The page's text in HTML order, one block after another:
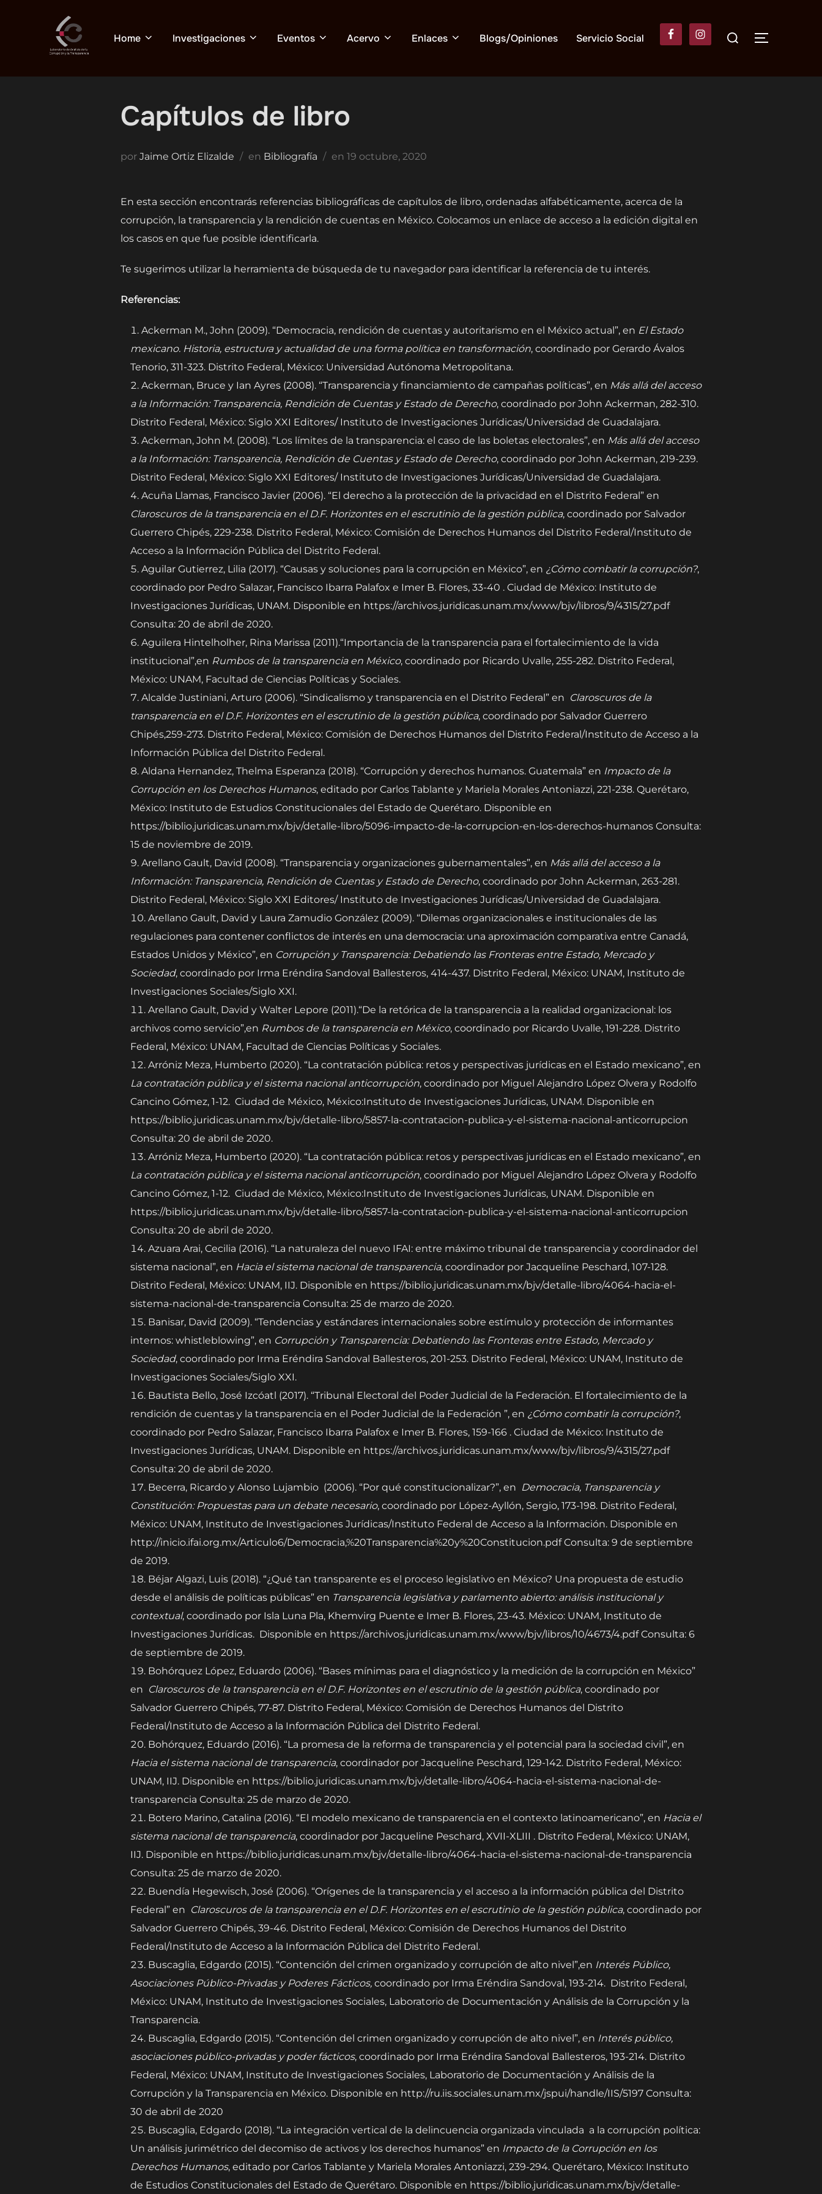
Home Investigaciones Eventos Acervo Enlaces Blogs/Opiniones Servicio Social
Buscar:
Capítulos de libro
por Jaime Ortiz Elizalde en Bibliografía en Publicado
19 octubre, 2020
En esta sección encontrarás referencias bibliográficas de capítulos de libro, ordenadas alfabéticamente, acerca de la
corrupción, la transparencia y la rendición de cuentas en México. Colocamos un enlace de acceso a la edición digital en
los casos en que fue posible identificarla.
Te sugerimos utilizar la herramienta de búsqueda de tu navegador para identificar la referencia de tu interés.
Referencias:
Ackerman M., John (2009). “Democracia, rendición de cuentas y autoritarismo en el México actual”, en El Estado
mexicano. Historia, estructura y actualidad de una forma política en transformación, coordinado por Gerardo Ávalos
Tenorio, 311-323. Distrito Federal, México: Universidad Autónoma Metropolitana.
Ackerman, Bruce y Ian Ayres (2008). “Transparencia y financiamiento de campañas políticas”, en Más allá del acceso
a la Información: Transparencia, Rendición de Cuentas y Estado de Derecho, coordinado por John Ackerman, 282-310.
Distrito Federal, México: Siglo XXI Editores/ Instituto de Investigaciones Jurídicas/Universidad de Guadalajara.
Ackerman, John M. (2008). “Los límites de la transparencia: el caso de las boletas electorales”, en Más allá del acceso
a la Información: Transparencia, Rendición de Cuentas y Estado de Derecho, coordinado por John Ackerman, 219-239.
Distrito Federal, México: Siglo XXI Editores/ Instituto de Investigaciones Jurídicas/Universidad de Guadalajara.
Acuña Llamas, Francisco Javier (2006). “El derecho a la protección de la privacidad en el Distrito Federal” en
Claroscuros de la transparencia en el D.F. Horizontes en el escrutinio de la gestión pública, coordinado por Salvador
Guerrero Chipés, 229-238. Distrito Federal, México: Comisión de Derechos Humanos del Distrito Federal/Instituto de
Acceso a la Información Pública del Distrito Federal.
Aguilar Gutierrez, Lilia (2017). “Causas y soluciones para la corrupción en México”, en ¿Cómo combatir la corrupción?,
coordinado por Pedro Salazar, Francisco Ibarra Palafox e Imer B. Flores, 33-40 . Ciudad de México: Instituto de
Investigaciones Jurídicas, UNAM. Disponible en https://archivos.juridicas.unam.mx/www/bjv/libros/9/4315/27.pdf
Consulta: 20 de abril de 2020.
Aguilera Hintelholher, Rina Marissa (2011).“Importancia de la transparencia para el fortalecimiento de la vida
institucional”,en Rumbos de la transparencia en México, coordinado por Ricardo Uvalle, 255-282. Distrito Federal,
México: UNAM, Facultad de Ciencias Políticas y Sociales.
Alcalde Justiniani, Arturo (2006). “Sindicalismo y transparencia en el Distrito Federal” en Claroscuros de la
transparencia en el D.F. Horizontes en el escrutinio de la gestión pública, coordinado por Salvador Guerrero
Chipés,259-273. Distrito Federal, México: Comisión de Derechos Humanos del Distrito Federal/Instituto de Acceso a la
Información Pública del Distrito Federal.
Aldana Hernandez, Thelma Esperanza (2018). “Corrupción y derechos humanos. Guatemala” en Impacto de la
Corrupción en los Derechos Humanos, editado por Carlos Tablante y Mariela Morales Antoniazzi, 221-238. Querétaro,
México: Instituto de Estudios Constitucionales del Estado de Querétaro. Disponible en
https://biblio.juridicas.unam.mx/bjv/detalle-libro/5096-impacto-de-la-corrupcion-en-los-derechos-humanos Consulta:
15 de noviembre de 2019.
Arellano Gault, David (2008). “Transparencia y organizaciones gubernamentales”, en Más allá del acceso a la
Información: Transparencia, Rendición de Cuentas y Estado de Derecho, coordinado por John Ackerman, 263-281.
Distrito Federal, México: Siglo XXI Editores/ Instituto de Investigaciones Jurídicas/Universidad de Guadalajara.
Arellano Gault, David y Laura Zamudio González (2009). “Dilemas organizacionales e institucionales de las
regulaciones para contener conflictos de interés en una democracia: una aproximación comparativa entre Canadá,
Estados Unidos y México”, en Corrupción y Transparencia: Debatiendo las Fronteras entre Estado, Mercado y
Sociedad, coordinado por Irma Eréndira Sandoval Ballesteros, 414-437. Distrito Federal, México: UNAM, Instituto de
Investigaciones Sociales/Siglo XXI.
Arellano Gault, David y Walter Lepore (2011).“De la retórica de la transparencia a la realidad organizacional: los
archivos como servicio”,en Rumbos de la transparencia en México, coordinado por Ricardo Uvalle, 191-228. Distrito
Federal, México: UNAM, Facultad de Ciencias Políticas y Sociales.
Arróniz Meza, Humberto (2020). “La contratación pública: retos y perspectivas jurídicas en el Estado mexicano”, en
La contratación pública y el sistema nacional anticorrupción, coordinado por Miguel Alejandro López Olvera y Rodolfo
Cancino Gómez, 1-12. Ciudad de México, México:Instituto de Investigaciones Jurídicas, UNAM. Disponible en
https://biblio.juridicas.unam.mx/bjv/detalle-libro/5857-la-contratacion-publica-y-el-sistema-nacional-anticorrupcion
Consulta: 20 de abril de 2020.
Arróniz Meza, Humberto (2020). “La contratación pública: retos y perspectivas jurídicas en el Estado mexicano”, en
La contratación pública y el sistema nacional anticorrupción, coordinado por Miguel Alejandro López Olvera y Rodolfo
Cancino Gómez, 1-12. Ciudad de México, México:Instituto de Investigaciones Jurídicas, UNAM. Disponible en
https://biblio.juridicas.unam.mx/bjv/detalle-libro/5857-la-contratacion-publica-y-el-sistema-nacional-anticorrupcion
Consulta: 20 de abril de 2020.
Azuara Arai, Cecilia (2016). “La naturaleza del nuevo IFAI: entre máximo tribunal de transparencia y coordinador del
sistema nacional”, en Hacia el sistema nacional de transparencia, coordinador por Jacqueline Peschard, 107-128.
Distrito Federal, México: UNAM, IIJ. Disponible en https://biblio.juridicas.unam.mx/bjv/detalle-libro/4064-hacia-el-
sistema-nacional-de-transparencia Consulta: 25 de marzo de 2020.
Banisar, David (2009). “Tendencias y estándares internacionales sobre estímulo y protección de informantes
internos: whistleblowing”, en Corrupción y Transparencia: Debatiendo las Fronteras entre Estado, Mercado y
Sociedad, coordinado por Irma Eréndira Sandoval Ballesteros, 201-253. Distrito Federal, México: UNAM, Instituto de
Investigaciones Sociales/Siglo XXI.
Bautista Bello, José Izcóatl (2017). “Tribunal Electoral del Poder Judicial de la Federación. El fortalecimiento de la
rendición de cuentas y la transparencia en el Poder Judicial de la Federación ”, en ¿Cómo combatir la corrupción?,
coordinado por Pedro Salazar, Francisco Ibarra Palafox e Imer B. Flores, 159-166 . Ciudad de México: Instituto de
Investigaciones Jurídicas, UNAM. Disponible en https://archivos.juridicas.unam.mx/www/bjv/libros/9/4315/27.pdf
Consulta: 20 de abril de 2020.
Becerra, Ricardo y Alonso Lujambio (2006). “Por qué constitucionalizar?”, en Democracia, Transparencia y
Constitución: Propuestas para un debate necesario, coordinado por López-Ayllón, Sergio, 173-198. Distrito Federal,
México: UNAM, Instituto de Investigaciones Jurídicas/Instituto Federal de Acceso a la Información. Disponible en
http://inicio.ifai.org.mx/Articulo6/Democracia,%20Transparencia%20y%20Constitucion.pdf Consulta: 9 de septiembre
de 2019.
Béjar Algazi, Luis (2018). “¿Qué tan transparente es el proceso legislativo en México? Una propuesta de estudio
desde el análisis de políticas públicas” en Transparencia legislativa y parlamento abierto: análisis institucional y
contextual, coordinado por Isla Luna Pla, Khemvirg Puente e Imer B. Flores, 23-43. México: UNAM, Instituto de
Investigaciones Jurídicas. Disponible en https://archivos.juridicas.unam.mx/www/bjv/libros/10/4673/4.pdf Consulta: 6
de septiembre de 2019.
Bohórquez López, Eduardo (2006). “Bases mínimas para el diagnóstico y la medición de la corrupción en México”
en Claroscuros de la transparencia en el D.F. Horizontes en el escrutinio de la gestión pública, coordinado por
Salvador Guerrero Chipés, 77-87. Distrito Federal, México: Comisión de Derechos Humanos del Distrito
Federal/Instituto de Acceso a la Información Pública del Distrito Federal.
Bohórquez, Eduardo (2016). “La promesa de la reforma de transparencia y el potencial para la sociedad civil”, en
Hacia el sistema nacional de transparencia, coordinador por Jacqueline Peschard, 129-142. Distrito Federal, México:
UNAM, IIJ. Disponible en https://biblio.juridicas.unam.mx/bjv/detalle-libro/4064-hacia-el-sistema-nacional-de-
transparencia Consulta: 25 de marzo de 2020.
Botero Marino, Catalina (2016). “El modelo mexicano de transparencia en el contexto latinoamericano”, en Hacia el
sistema nacional de transparencia, coordinador por Jacqueline Peschard, XVII-XLIII . Distrito Federal, México: UNAM,
IIJ. Disponible en https://biblio.juridicas.unam.mx/bjv/detalle-libro/4064-hacia-el-sistema-nacional-de-transparencia
Consulta: 25 de marzo de 2020.
Buendía Hegewisch, José (2006). “Orígenes de la transparencia y el acceso a la información pública del Distrito
Federal” en Claroscuros de la transparencia en el D.F. Horizontes en el escrutinio de la gestión pública, coordinado por
Salvador Guerrero Chipés, 39-46. Distrito Federal, México: Comisión de Derechos Humanos del Distrito
Federal/Instituto de Acceso a la Información Pública del Distrito Federal.
Buscaglia, Edgardo (2015). “Contención del crimen organizado y corrupción de alto nivel”,en Interés Público,
Asociaciones Público-Privadas y Poderes Fácticos, coordinado por Irma Eréndira Sandoval, 193-214. Distrito Federal,
México: UNAM, Instituto de Investigaciones Sociales, Laboratorio de Documentación y Análisis de la Corrupción y la
Transparencia.
Buscaglia, Edgardo (2015). “Contención del crimen organizado y corrupción de alto nivel”, en Interés público,
asociaciones público-privadas y poder fácticos, coordinado por Irma Eréndira Sandoval Ballesteros, 193-214. Distrito
Federal, México: UNAM, Instituto de Investigaciones Sociales, Laboratorio de Documentación y Análisis de la
Corrupción y la Transparencia en México. Disponible en http://ru.iis.sociales.unam.mx/jspui/handle/IIS/5197 Consulta:
30 de abril de 2020
Buscaglia, Edgardo (2018). “La integración vertical de la delincuencia organizada vinculada a la corrupción política:
Un análisis jurimétrico del decomiso de activos y los derechos humanos” en Impacto de la Corrupción en los
Derechos Humanos, editado por Carlos Tablante y Mariela Morales Antoniazzi, 239-294. Querétaro, México: Instituto
de Estudios Constitucionales del Estado de Querétaro. Disponible en https://biblio.juridicas.unam.mx/bjv/detalle-